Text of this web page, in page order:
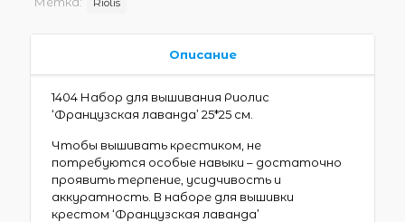
Описание
1404 Набор для вышивания Риолис
‘Французская лаванда’ 25*25 см.
Чтобы вышивать крестиком, не
потребуются особые навыки – достаточно
проявить терпение, усидчивость и
аккуратность. В наборе для вышивки
крестом ‘Французская лаванда’